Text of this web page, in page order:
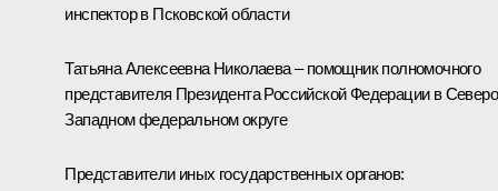
инспектор в Псковской области
Татьяна Алексеевна Николаева – помощник полномочного
представителя Президента Российской Федерации в
Западном федеральном округе
Представители иных государственных органов: